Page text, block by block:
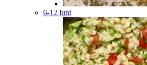
6-12 luni